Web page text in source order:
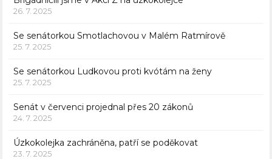
26. 7. 2025
Se senátorkou Smotlachovou v Malém Ratmírově
25. 7. 2025
Se senátorkou Ludkovou proti kvótám na ženy
25. 7. 2025
Senát v červenci projednal přes 20 zákonů
24. 7. 2025
Úzkokolejka zachráněna, patří se poděkovat
23. 7. 2025